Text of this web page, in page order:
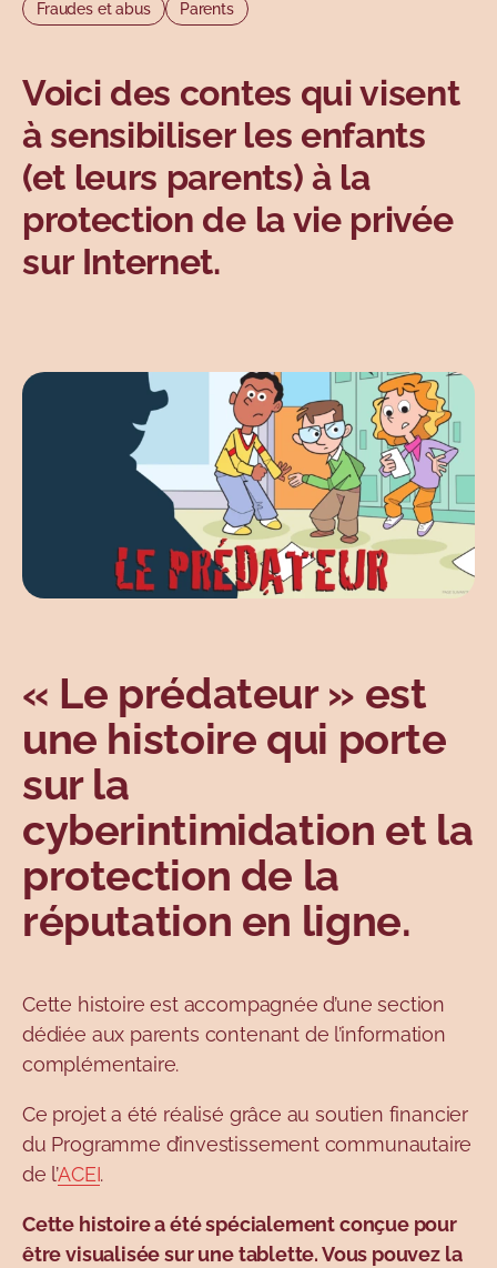
Sujets
Fraudes et abus Parents
Voici des contes qui visent
à sensibiliser les enfants
(et leurs parents) à la
protection de la vie privée
sur Internet.
« Le prédateur » est
une histoire qui porte
sur la
cyberintimidation et la
protection de la
réputation en ligne.
Cette histoire est accompagnée d’une section
dédiée aux parents contenant de l’information
complémentaire.
Ce projet a été réalisé grâce au soutien financier
du Programme d’investissement communautaire
de l’ACEI.
Cette histoire a été spécialement conçue pour
être visualisée sur une tablette. Vous pouvez la